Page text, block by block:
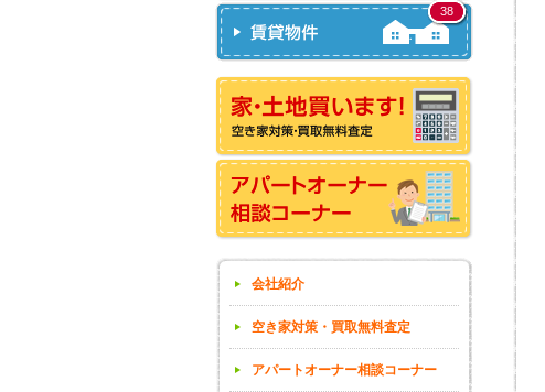
38
会社紹介
空き家対策・買取無料査定
アパートオーナー相談コーナー